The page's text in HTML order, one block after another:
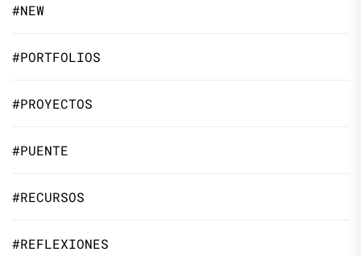
#NEW
#PORTFOLIOS
#PROYECTOS
#PUENTE
#RECURSOS
#REFLEXIONES